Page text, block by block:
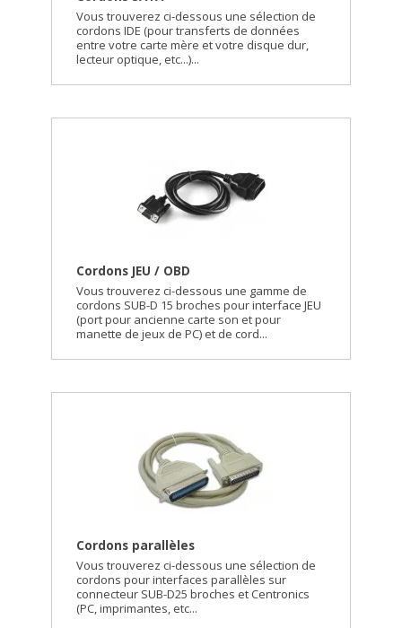
Vous trouverez ci-dessous une sélection de
cordons IDE (pour transferts de données
entre votre carte mère et votre disque dur,
lecteur optique, etc...)...
Cordons JEU / OBD
Vous trouverez ci-dessous une gamme de
cordons SUB-D 15 broches pour interface JEU
(port pour ancienne carte son et pour
manette de jeux de PC) et de cord...
Cordons parallèles
Vous trouverez ci-dessous une sélection de
cordons pour interfaces parallèles sur
connecteur SUB-D25 broches et Centronics
(PC, imprimantes, etc...